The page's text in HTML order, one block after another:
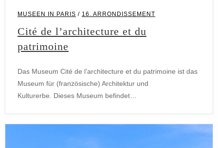
MUSEEN IN PARIS / 16. ARRONDISSEMENT
Cité de l’architecture et du
patrimoine
Das Museum Cité de l’architecture et du patrimoine ist das
Museum für (französische) Architektur und
Kulturerbe. Dieses Museum befindet…